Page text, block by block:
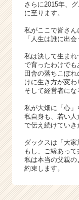
さらに2015年、
に至ります。
私がここで皆さん
「人生は誰に出
私は決して生ま
で育ったわけでも
田舎の落ちこぼ
けに生き方が変わ
そして経営者にな
私が大畑に「心」
私自身も、若い
で伝え続けていき
ダックスは「大家
もし、ご縁あって
私は本当の父親の
約束します。